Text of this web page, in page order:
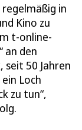
in
Kino zu
t-online-
an den
seit 50 Jahren
Loch
zu tun“,